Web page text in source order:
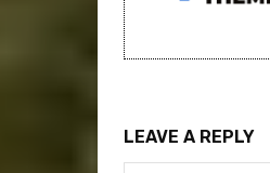
LEAVE A REPLY